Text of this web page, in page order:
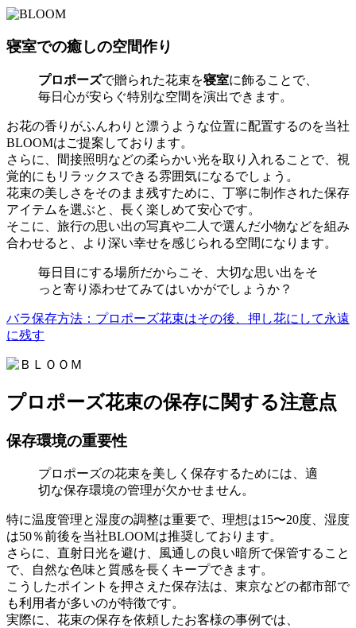
寝室での癒しの空間作り
プロポーズで贈られた花束を寝室に飾ることで、
毎日心が安らぐ特別な空間を演出できます。
お花の香りがふんわりと漂うような位置に配置するのを当社
BLOOMはご提案しております。
さらに、間接照明などの柔らかい光を取り入れることで、視
覚的にもリラックスできる雰囲気になるでしょう。
花束の美しさをそのまま残すために、丁寧に制作された保存
アイテムを選ぶと、長く楽しめて安心です。
そこに、旅行の思い出の写真や二人で選んだ小物などを組み
合わせると、より深い幸せを感じられる空間になります。
毎日目にする場所だからこそ、大切な思い出をそ
っと寄り添わせてみてはいかがでしょうか？
バラ保存方法：プロポーズ花束はその後、押し花にして永遠
に残す
プロポーズ花束の保存に関する注意点
保存環境の重要性
プロポーズの花束を美しく保存するためには、適
切な保存環境の管理が欠かせません。
特に温度管理と湿度の調整は重要で、理想は15〜20度、湿度
は50％前後を当社BLOOMは推奨しております。
さらに、直射日光を避け、風通しの良い暗所で保管すること
で、自然な色味と質感を長くキープできます。
こうしたポイントを押さえた保存法は、東京などの都市部で
も利用者が多いのが特徴です。
実際に、花束の保存を依頼したお客様の事例では、